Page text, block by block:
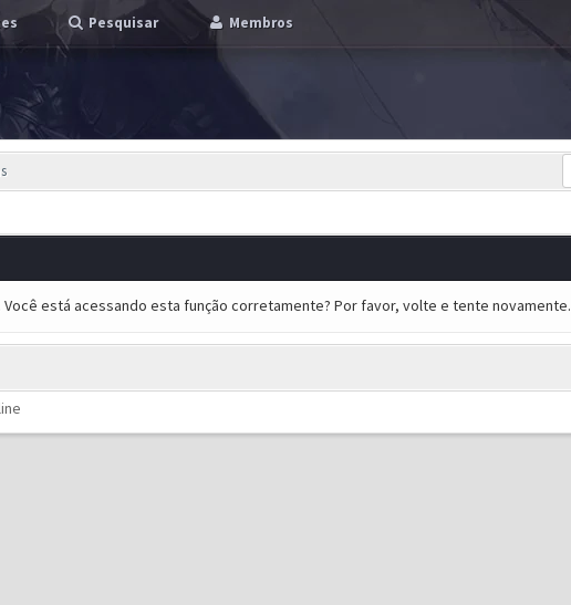
Pesquisar Membros
está acessando esta função corretamente? Por favor, volte e tente novamente.